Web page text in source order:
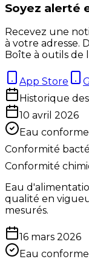
Soyez alerté
Recevez une
à votre adresse.
Boîte à outils de
App Store
Historique
10 avril 2026
Eau conforme
Conformité
Conformité
Eau
qualité en
mesurés.
16 mars 2026
Eau conforme